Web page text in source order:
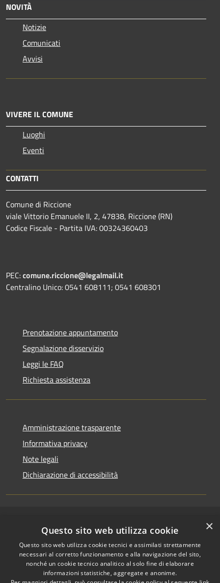
NOVITÀ
Notizie
Comunicati
Avvisi
VIVERE IL COMUNE
Luoghi
Eventi
CONTATTI
Comune di Riccione
viale Vittorio Emanuele II, 2, 47838, Riccione (RN)
Codice Fiscale - Partita IVA: 00324360403
PEC:comune.riccione@legalmail.it
Centralino Unico: 0541 608111; 0541 608301
Prenotazione appuntamento
Segnalazione disservizio
Leggi le FAQ
Richiesta assistenza
Amministrazione trasparente
Informativa privacy
Note legali
Dichiarazione di accessibilità
Accessibilità
Privacy
Cookie
Mappa del sito
Copyright © 2026 • Comune di
Riccione • Powered by
Municipium•Accesso
redazione
×
Questo sito web utilizza cookie
Questo sito web utilizza cookie tecnici e assimilati strettamente
necessari al corretto funzionamento e alla navigazione del sito,
nonché un cookie tecnico analitico al solo fine di elaborare
informazioni statistiche, aggregate e anonime.